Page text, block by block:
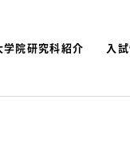
学院研究科紹介 入よく